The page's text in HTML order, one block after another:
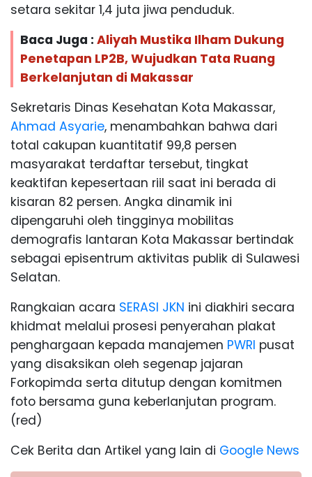
setara sekitar 1,4 juta jiwa penduduk.
Baca Juga : Aliyah Mustika Ilham Dukung
Penetapan LP2B, Wujudkan Tata Ruang
Berkelanjutan di Makassar
Sekretaris Dinas Kesehatan Kota Makassar,
Ahmad Asyarie, menambahkan bahwa dari
total cakupan kuantitatif 99,8 persen
masyarakat terdaftar tersebut, tingkat
keaktifan kepesertaan riil saat ini berada di
kisaran 82 persen. Angka dinamik ini
dipengaruhi oleh tingginya mobilitas
demografis lantaran Kota Makassar bertindak
sebagai episentrum aktivitas publik di Sulawesi
Selatan.
Rangkaian acara SERASI JKN ini diakhiri secara
khidmat melalui prosesi penyerahan plakat
penghargaan kepada manajemen PWRI pusat
yang disaksikan oleh segenap jajaran
Forkopimda serta ditutup dengan komitmen
foto bersama guna keberlanjutan program.
(red)
Cek Berita dan Artikel yang lain di Google News